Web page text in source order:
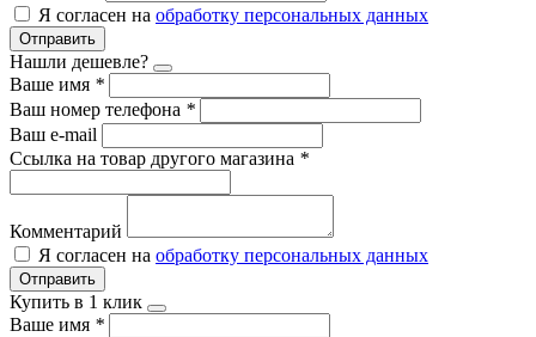
Я согласен на обработку персональных данных
Отправить
Нашли дешевле?
Ваше имя *
Ваш номер телефона *
Ваш e-mail
Ссылка на товар другого магазина *
Комментарий
Я согласен на обработку персональных данных
Отправить
Купить в 1 клик
Ваше имя *